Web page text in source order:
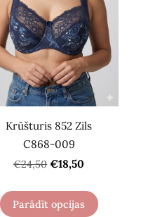
Krūšturis 852 Zils
C868-009
€24,50 €18,50
Parādīt opcijas